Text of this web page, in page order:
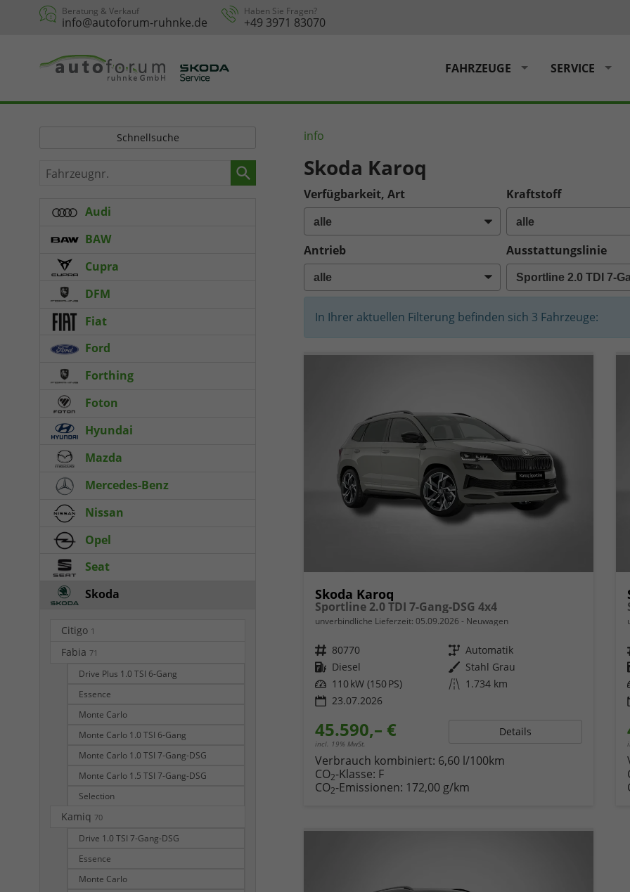
Beratung & Verkauf
info@autoforum-ruhnke.de
Haben Sie Fragen?
+49 3971 83070
FAHRZEUGE SERVICE
info
Skoda Karoq
Verfügbarkeit, Art Kraftstoff
Antrieb Ausstattungslinie
In Ihrer aktuellen Filterung befinden sich 3 Fahrzeuge:
Skoda Karoq
Sportline 2.0 TDI 7-Gang-DSG 4x4
unverbindliche Lieferzeit: 05.09.2026 Neuwagen
Fahrzeugnr. 80770 Getriebe Automatik
Kraftstoff Diesel Außenfarbe Stahl Grau
Leistung 110 kW (150 PS) Kilometerstand 1.734 km
23.07.2026
45.590,– €
incl. 19% MwSt.
Details
Verbrauch kombiniert: 6,60 l/100km
CO2-Klasse: F
CO2-Emissionen: 172,00 g/km
Schnellsuche
Fahrzeugnr.
Audi
BAW
Cupra
DFM
Fiat
Ford
Forthing
Foton
Hyundai
Mazda
Mercedes-Benz
Nissan
Opel
Seat
Skoda
Citigo 1
Fabia 71
Drive Plus 1.0 TSI 6-Gang
Essence
Monte Carlo
Monte Carlo 1.0 TSI 6-Gang
Monte Carlo 1.0 TSI 7-Gang-DSG
Monte Carlo 1.5 TSI 7-Gang-DSG
Selection
Kamiq 70
Drive 1.0 TSI 7-Gang-DSG
Essence
Monte Carlo